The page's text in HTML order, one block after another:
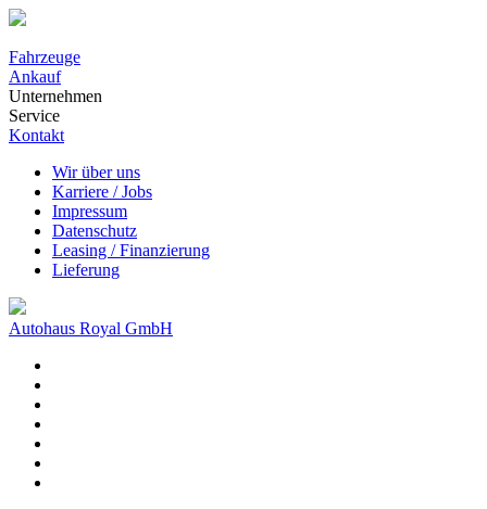
Fahrzeuge
Ankauf
Unternehmen
Service
Kontakt
Wir über uns
Karriere / Jobs
Impressum
Datenschutz
Leasing / Finanzierung
Lieferung
Autohaus Royal GmbH